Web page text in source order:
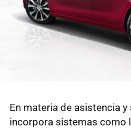
En materia de asistencia
incorpora sistemas como